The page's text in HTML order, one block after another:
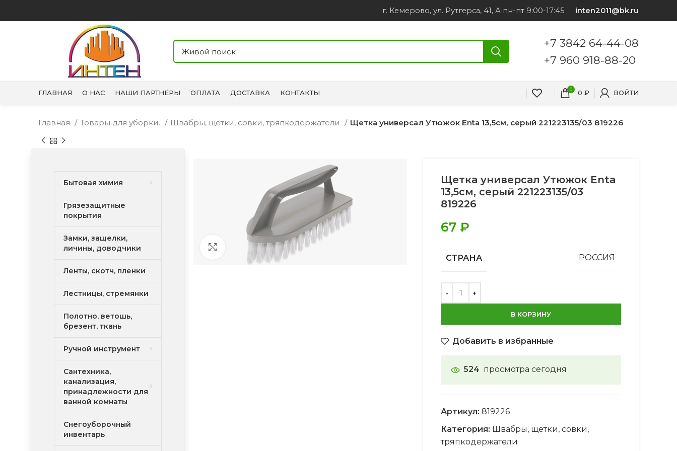
г. Кемерово, ул. Рутгерса, 41, А пн-пт 9:00-17:45 inten2011@bk.ru
+7 3842 64-44-08
+7 960 918-88-20
ГЛАВНАЯ О НАС НАШИ ПАРТНЁРЫ ОПЛАТА ДОСТАВКА КОНТАКТЫ 0 0 ₽ ВОЙТИ
Главная Товары для уборки. Швабры, щетки, совки, тряпкодержатели Щетка универсал Утюжок Enta 13,5см, серый 221223135/03 819226
Увеличить
Щетка универсал Утюжок Enta
13,5см, серый 221223135/03
819226
67 ₽
СТРАНА РОССИЯ
В КОРЗИНУ
Добавить в избранные
524 просмотра сегодня
Артикул: 819226
Категория: Швабры, щетки, совки,
тряпкодержатели
Бытовая химия
Грязезащитные
покрытия
Замки, защелки,
личины, доводчики
Ленты, скотч, пленки
Лестницы, стремянки
Полотно, ветошь,
брезент, ткань
Ручной инструмент
Сантехника,
канализация,
принадлежности для
ванной комнаты
Снегоуборочный
инвентарь